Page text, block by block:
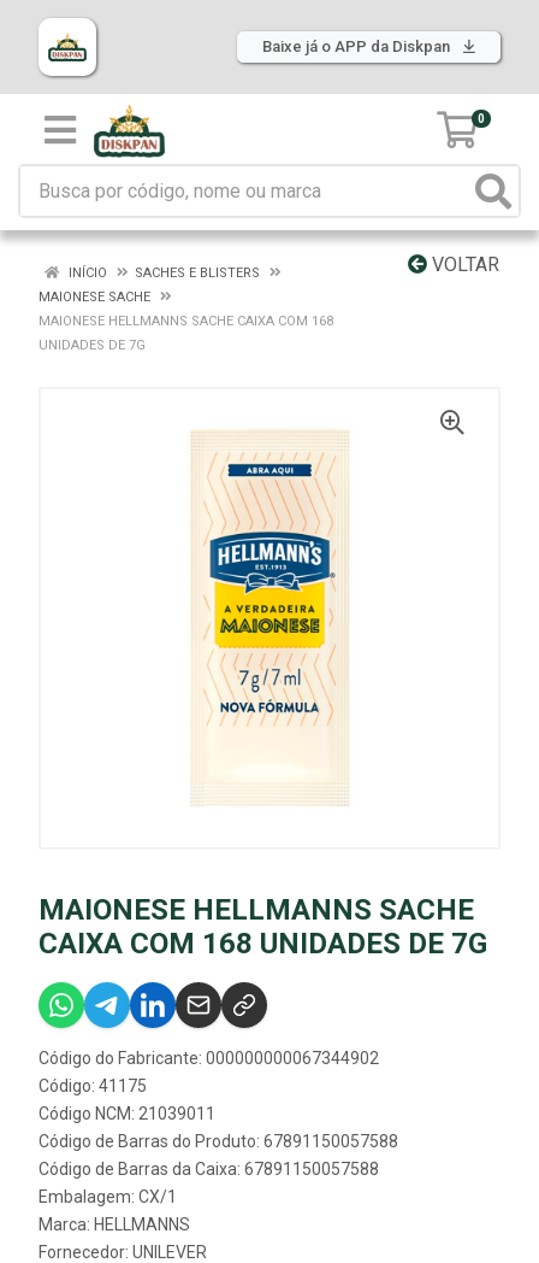
Baixe já o APP da Diskpan
0
VOLTAR
INÍCIO
SACHES E BLISTERS
MAIONESE SACHE
MAIONESE HELLMANNS SACHE CAIXA COM 168
UNIDADES DE 7G
MAIONESE HELLMANNS SACHE
CAIXA COM 168 UNIDADES DE 7G
Código do Fabricante: 000000000067344902
Código: 41175
Código NCM: 21039011
Código de Barras do Produto: 67891150057588
Código de Barras da Caixa: 67891150057588
Embalagem: CX/1
Marca: HELLMANNS
Fornecedor: UNILEVER